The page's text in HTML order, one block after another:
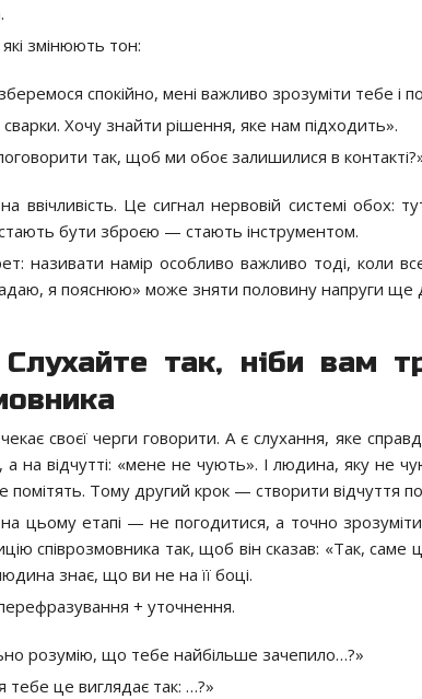
змінюють тон:
спокійно, мені важливо зрозуміти тебе і
Хочу знайти рішення, яке нам підходить».
так, щоб ми обоє залишилися в
ввічливість. Це сигнал нервовій системі обох:
бути зброєю — стають інструментом.
називати намір особливо важливо тоді, коли
я пояснюю» може зняти половину напруги ще
так, ніби вам
своєї черги говорити. А є слухання, яке
а на відчутті: «мене не чують». І людина, яку не
помітять. Тому другий крок — створити відчуття
цьому етапі — не погодитися, а точно
співрозмовника так, щоб він сказав: «Так,
знає, що ви не на її боці.
+ уточнення.
розумію, що тебе найбільше зачепило…?»
тебе це виглядає так: …?»